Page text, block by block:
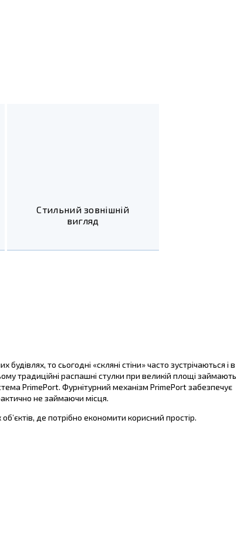
Стильний зовнішній
вигляд
то сьогодні «скляні стіни» часто зустрічаються і в
традиційні распашні стулки при великій площі займають
PrimePort. Фурнітурний механізм PrimePort забезпечує
не займаючи місця.
де потрібно економити корисний простір.